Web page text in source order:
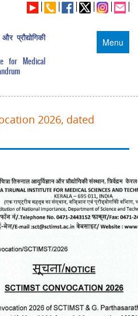
Menu
प्रौद्योगिकी
for Medical
2026, dated